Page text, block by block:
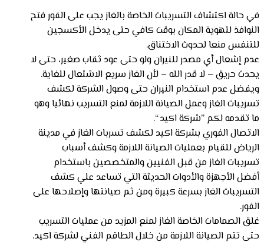
في حالة اكتشاف التسريبات الخاصة بالغاز يجب على الفور فتح
النوافذ لتهوية المكان بوقت كافي حتى يدخل الأكسجين
للتنفس منعا لحدوث الاختناق.
عدم إشعال أي مصدر للنيران ولو حتى عود ثقاب صغير، حتى لا
يحدث حريق – لا قدر الله – لأن الغاز سريع الاشتعال للغاية.
ويفضل عدم استخدام النيران حتى وصول الشركة لكشف
تسريبات الغاز وعمل الصيانة اللازمة لمنع التسريب نهائيا وهو
ما تقدمه لكم ”شركة اكيد “.
الاتصال الفوري بشركة اكيد لكشف تسربات الغاز في مدينة
الرياض للقيام بعمليات الصيانة اللازمة وكشف أسباب
تسريبات الغاز من قبل الفنيين والمتخصصين باستخدام
أفضل الأجهزة والأدوات الحديثة التي تساعد علي كشف
التسريبات الغاز بسرعة كبيرة ومن ثم صيانتها وإصلاحها على
الفور.
غلق الصمامات الخاصة الغاز لمنع المزيد من عمليات التسريب
حتى تتم الصيانة اللازمة من خلال الطاقم الفني لشركة اكيد.